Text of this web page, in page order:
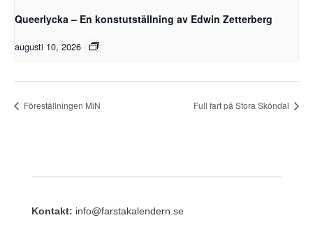
Queerlycka – En konstutställning av Edwin Zetterberg
augusti 10, 2026
Föreställningen MiN Full fart på Stora Sköndal
Kontakt: info@farstakalendern.se